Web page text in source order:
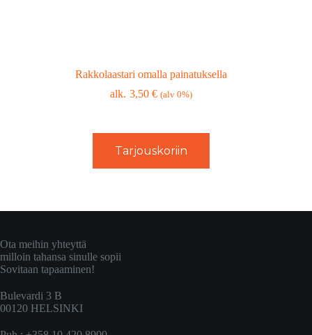
Rakkolaastari omalla painatuksella
3,50€ (alv 0%)
Tarjouskoriin
Ota meihin yhteyttä
milloin tahansa sinulle sopii
Sovitaan tapaaminen!
Bulevardi 3 B
00120 HELSINKI